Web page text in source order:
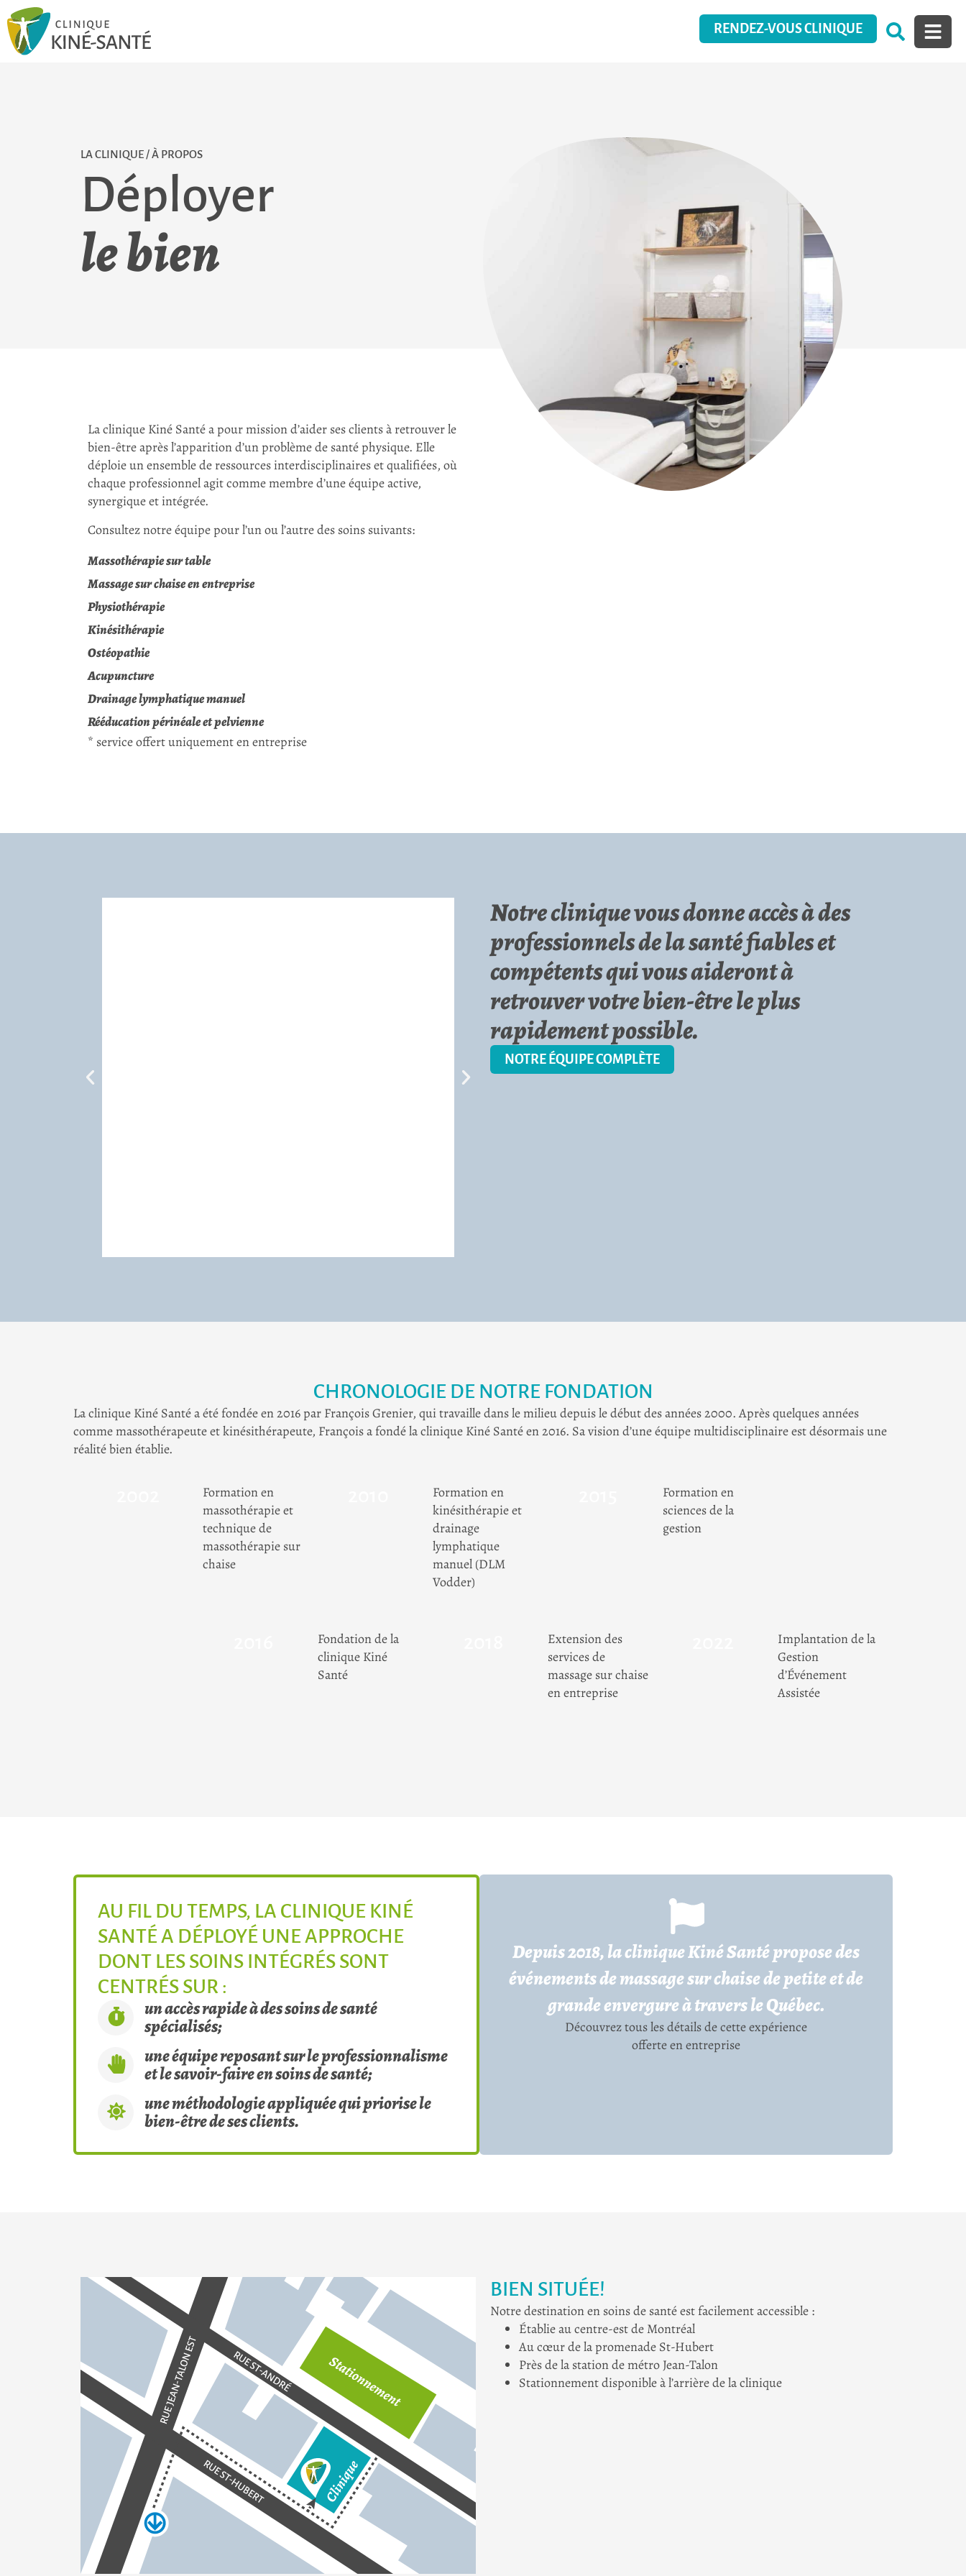
RENDEZ-VOUS CLINIQUE
LA CLINIQUE / À PROPOS
Déployer
le bien
La clinique Kiné Santé a pour mission d’aider ses clients à retrouver le
bien-être après l’apparition d’un problème de santé physique. Elle
déploie un ensemble de ressources interdisciplinaires et qualifiées, où
chaque professionnel agit comme membre d’une équipe active,
synergique et intégrée.
Consultez notre équipe pour l’un ou l’autre des soins suivants:
Massothérapie sur table
Massage sur chaise en entreprise
Physiothérapie
Kinésithérapie
Ostéopathie
Acupuncture
Drainage lymphatique manuel
Rééducation périnéale et pelvienne
* service offert uniquement en entreprise
Notre clinique vous donne accès à des
professionnels de la santé fiables et
compétents qui vous aideront à
retrouver votre bien-être le plus
rapidement possible.
NOTRE ÉQUIPE COMPLÈTE
CHRONOLOGIE DE NOTRE FONDATION
La clinique Kiné Santé a été fondée en 2016 par François Grenier, qui travaille dans le milieu depuis le début des années 2000. Après quelques années
comme massothérapeute et kinésithérapeute, François a fondé la clinique Kiné Santé en 2016. Sa vision d’une équipe multidisciplinaire est désormais une
réalité bien établie.
Formation en
massothérapie et
technique de
massothérapie sur
chaise
Formation en
kinésithérapie et
drainage
lymphatique
manuel (DLM
Vodder)
Formation en
sciences de la
gestion
Fondation de la
clinique Kiné
Santé
Extension des
services de
massage sur chaise
en entreprise
Implantation de la
Gestion
d’Événement
Assistée
AU FIL DU TEMPS, LA CLINIQUE KINÉ
SANTÉ A DÉPLOYÉ UNE APPROCHE
DONT LES SOINS INTÉGRÉS SONT
CENTRÉS SUR :
un accès rapide à des soins de santé
spécialisés;
une équipe reposant sur le professionnalisme
et le savoir-faire en soins de santé;
une méthodologie appliquée qui priorise le
bien-être de ses clients.
Depuis 2018, la clinique Kiné Santé propose des
événements de massage sur chaise de petite et de
grande envergure à travers le Québec.
Découvrez tous les détails de cette expérience
offerte en entreprise
BIEN SITUÉE!
Notre destination en soins de santé est facilement accessible :
Établie au centre-est de Montréal
Au cœur de la promenade St-Hubert
Près de la station de métro Jean-Talon
Stationnement disponible à l’arrière de la clinique